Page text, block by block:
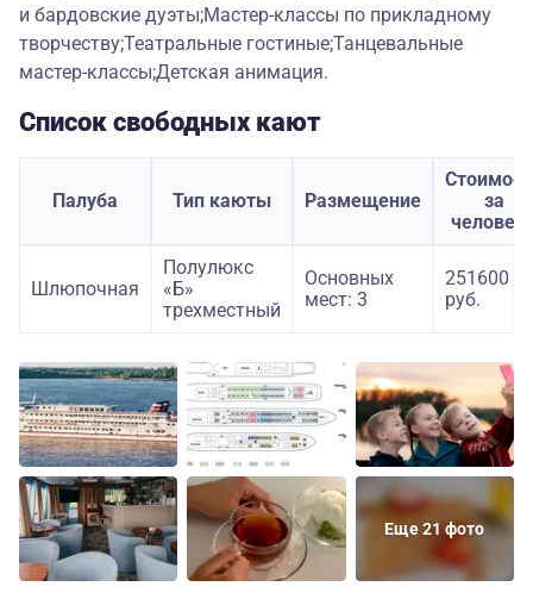
и бардовские дуэты;Мастер-классы по прикладному
творчеству;Театральные гостиные;Танцевальные
мастер-классы;Детская анимация.
Список свободных кают
Палуба Тип каюты Размещение
за
Шлюпочная
Полулюкс
«Б»
трехместный
Основных
мест: 3
251600
руб.
Еще 21 фото